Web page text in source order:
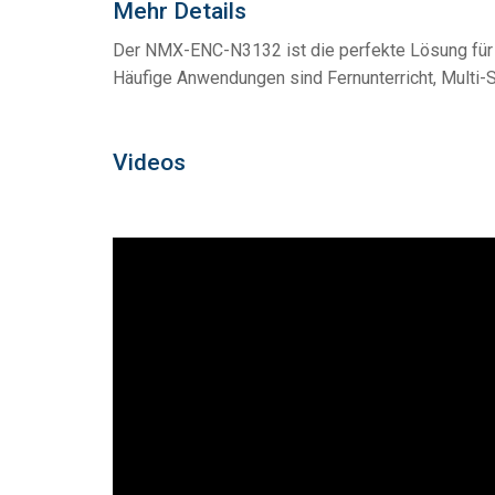
Mehr Details
Der NMX-ENC-N3132 ist die perfekte Lösung
Häufige Anwendungen sind Fernunterricht,
Videos